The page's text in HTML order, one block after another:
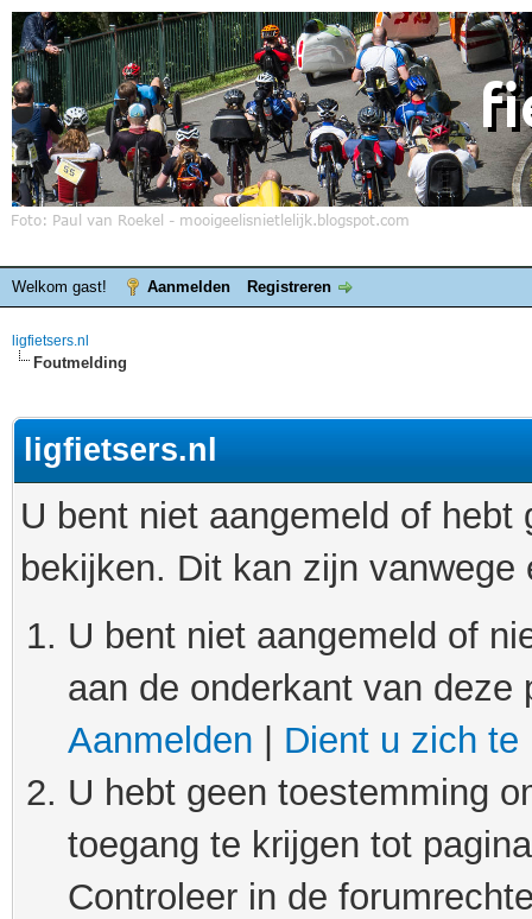
Welkom gast! Aanmelden Registreren
ligfietsers.nl
Foutmelding
ligfietsers.nl
U bent niet aangemeld of
bekijken. Dit kan zijn
U bent niet aangemeld of
aan de onderkant van
Aanmelden
Dient u zich te
U hebt geen toestemming
toegang te krijgen tot
Controleer in de